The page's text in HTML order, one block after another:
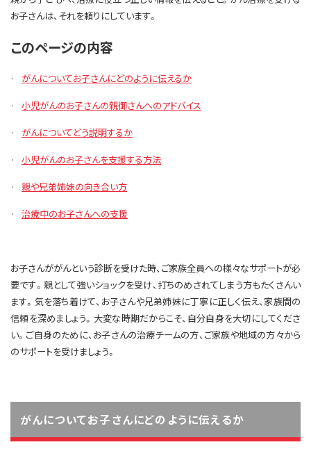
お子さんは、それを頼りにしています。
このページの内容
· がんについてお子さんにどのように伝えるか
· 小児がんのお子さんの親御さんへのアドバイス
· がんについてどう説明するか
· 小児がんのお子さんを支援する方法
· 親や兄弟姉妹の向き合い方
· 治療中のお子さんへの支援
お子さんががんという診断を受けた時、ご家族全員への様々なサポートが必
要です。親として強いショックを受け、打ちのめされてしまう方もたくさんい
ます。気を落ち着けて、お子さんや兄弟姉妹に丁寧に正しく伝え、家族間の
信頼を深めましょう。大変な時期だからこそ、自分自身を大切にしてくださ
い。ご自身のために、お子さんの治療チームの方、ご家族や地域の方々から
のサポートを受けましょう。
がんについてお子さんにどのように伝えるか